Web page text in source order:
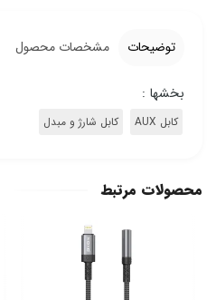
توضیحات مشخصات محصول
بخشها :
کابل AUX کابل شارژ و مبدل
محصولات مرتبط